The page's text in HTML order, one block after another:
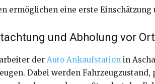
ermöglichen eine erste
und Abholung vor Ort
der Auto Ankaufstation in
Dabei werden